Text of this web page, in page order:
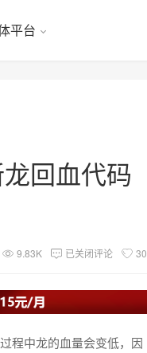
平台
回血代码
9.83K 已关闭评论 30
程中龙的血量会变低，因